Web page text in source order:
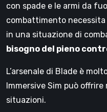
con spade e le armi da
combattimento
in una situazione di
bisogno del pieno
L’arsenale di Blade è
Immersive Sim può
situazioni.